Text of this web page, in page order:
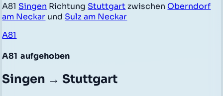
A81 Singen Richtung Stuttgart zwischen Oberndorf
am Neckar und Sulz am Neckar
A81
A81 aufgehoben
Singen → Stuttgart